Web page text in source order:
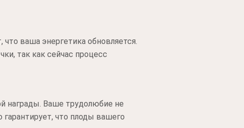
ваша энергетика обновляется.
так как сейчас процесс
награды. Ваше трудолюбие не
что плоды вашего